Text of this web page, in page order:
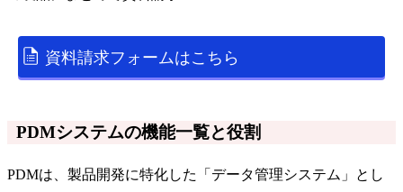
資料請求フォームはこちら
PDMシステムの機能一覧と役割
PDMは、製品開発に特化した「データ管理システム」とし